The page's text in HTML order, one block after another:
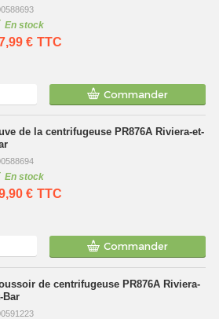
En stock
€ TTC
Commander
de la centrifugeuse PR876A Riviera-et-
En stock
€ TTC
Commander
de centrifugeuse PR876A Riviera-
Bar